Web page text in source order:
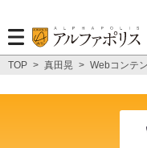
TOP > 真田晃 > Webコンテ